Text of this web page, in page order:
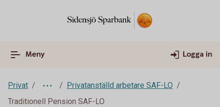
Meny Logga in
Privat
Privatanställd arbetare SAF-LO
Traditionell Pension SAF-LO